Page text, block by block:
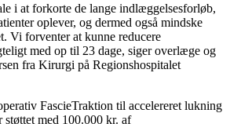
i at forkorte de lange indlæggelsesforløb,
oplever, og dermed også mindske
Vi forventer at kunne reducere
med op til 23 dage, siger overlæge og
fra Kirurgi på Regionshospitalet
FascieTraktion til accelereret lukning
støttet med 100.000 kr. af